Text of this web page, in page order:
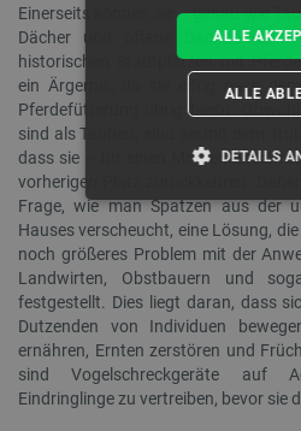
Einerseits können sie – genau wie
Dächer und offene Dachböden
historischen Stadtplätzen mit
ein Ärgernis, da sie eifrig nach
Pferdefütterung übrig bleibt.
sind als Tauben, sind sie mit dem
dass sie – für einen Moment
vorherigen Platz zurückkehren.
Frage, wie man Spatzen aus der
Hauses verscheucht, eine Lösung,
noch größeres Problem mit der
Landwirten, Obstbauern und
festgestellt. Dies liegt daran, dass
Dutzenden von Individuen
ernähren, Ernten zerstören und
sind Vogelschreckgeräte auf
Eindringlinge zu vertreiben, bevor sie
ALLE
ALLE
DETAILS
UNBEDINGT
FUNKTIONALITÄT